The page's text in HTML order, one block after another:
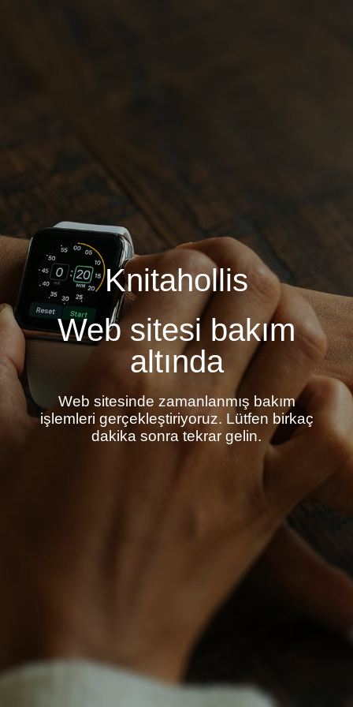
Knitahollis
Web sitesi bakım
altında
Web sitesinde zamanlanmış bakım
işlemleri gerçekleştiriyoruz. Lütfen birkaç
dakika sonra tekrar gelin.